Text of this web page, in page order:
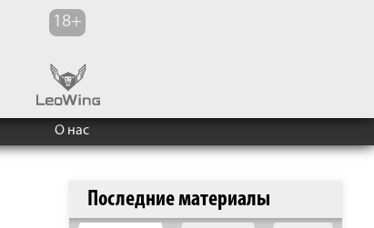
О нас
Последние материалы